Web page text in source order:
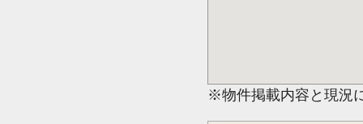
※物件掲載内容と現況